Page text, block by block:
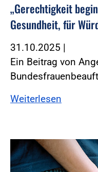
„Gerechtigkeit
Gesundheit, für
31.10.2025 |
Ein Beitrag von
Weiterlesen